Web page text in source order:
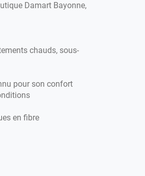
Damart Bayonne,
chauds, sous-
pour son confort
en fibre
chaque saison avec